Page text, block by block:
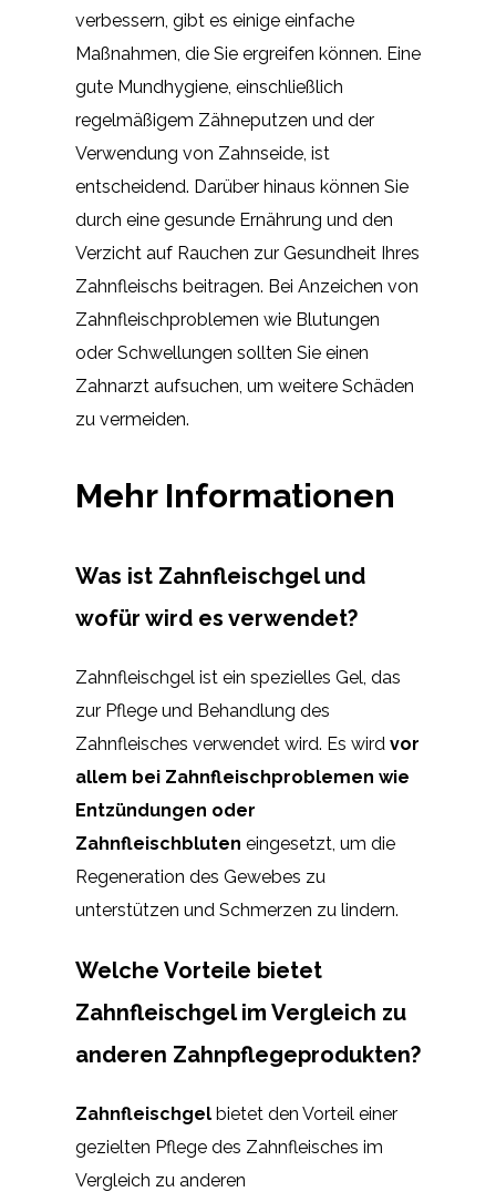
verbessern, gibt es einige einfache
Maßnahmen, die Sie ergreifen können. Eine
gute Mundhygiene, einschließlich
regelmäßigem Zähneputzen und der
Verwendung von Zahnseide, ist
entscheidend. Darüber hinaus können Sie
durch eine gesunde Ernährung und den
Verzicht auf Rauchen zur Gesundheit Ihres
Zahnfleischs beitragen. Bei Anzeichen von
Zahnfleischproblemen wie Blutungen
oder Schwellungen sollten Sie einen
Zahnarzt aufsuchen, um weitere Schäden
zu vermeiden.
Mehr Informationen
Was ist Zahnfleischgel und
wofür wird es verwendet?
Zahnfleischgel ist ein spezielles Gel, das
zur Pflege und Behandlung des
Zahnfleisches verwendet wird. Es wird vor
allem bei Zahnfleischproblemen wie
Entzündungen oder
Zahnfleischbluten eingesetzt, um die
Regeneration des Gewebes zu
unterstützen und Schmerzen zu lindern.
Welche Vorteile bietet
Zahnfleischgel im Vergleich zu
anderen Zahnpflegeprodukten?
Zahnfleischgel bietet den Vorteil einer
gezielten Pflege des Zahnfleisches im
Vergleich zu anderen